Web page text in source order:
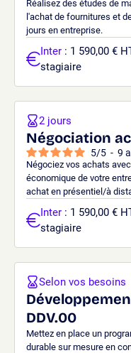
Réalisez des études de
l'achat de fournitures et
jours en entreprise.
Inter : 1 590,00 €
stagiaire
Négociation
5/5 - 9
Négociez vos achats
économique de votre
achat en présentiel/à
2 jours
Inter : 1 590,00 €
stagiaire
DDV.00
Mettez en place un
durable sur mesure en
Selon vos besoins